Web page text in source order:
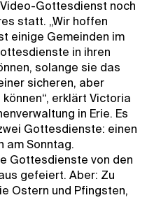
Gottesdienst noch
statt. „Wir hoffen
einige Gemeinden im
in ihren
solange sie das
sicheren, aber
erklärt Victoria
in Erie. Es
Gottesdienste: einen
am Sonntag.
Gottesdienste von den
gefeiert. Aber: Zu
Ostern und Pfingsten,